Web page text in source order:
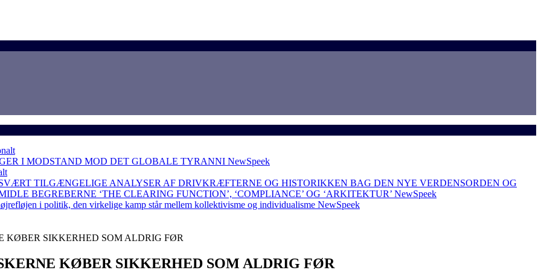
I MODSTAND MOD DET GLOBALE TYRANNI NewSpeek
TILGÆNGELIGE ANALYSER AF DRIVKRÆFTERNE OG HISTORIKKEN BAG DEN NYE VERDENSORDEN OG
BEGREBERNE ‘THE CLEARING FUNCTION’, ‘COMPLIANCE’ OG ‘ARKITEKTUR’ NewSpeek
i politik, den virkelige kamp står mellem kollektivisme og individualisme NewSpeek
SIKKERHED SOM ALDRIG FØR
KØBER SIKKERHED SOM ALDRIG FØR